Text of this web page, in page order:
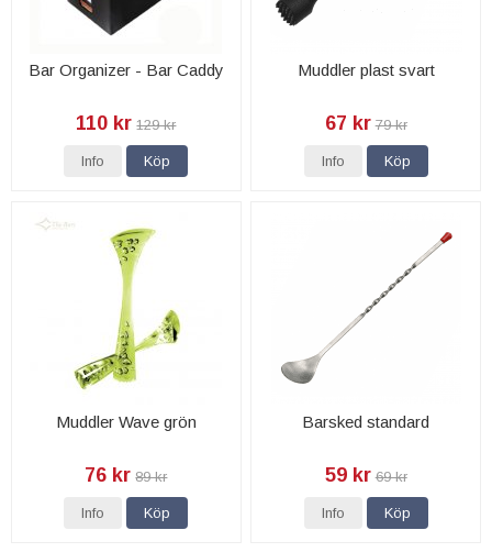
Bar Organizer - Bar Caddy
110 kr 129 kr
Info Köp
Muddler plast svart
67 kr 79 kr
Info Köp
Muddler Wave grön
76 kr 89 kr
Info Köp
Barsked standard
59 kr 69 kr
Info Köp